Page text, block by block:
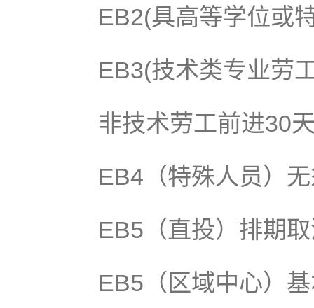
EB2(具高等学位或
EB3(技术类专业劳
非技术劳工前进30
EB4（特殊人员）
EB5（直投）排期
EB5（区域中心）